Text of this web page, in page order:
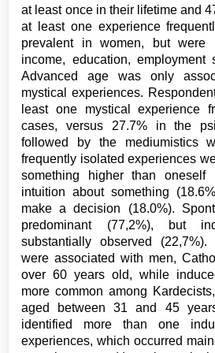
at least once in their lifetime and
at least one experience
prevalent in women, but were
income, education, employment
Advanced age was only
mystical experiences.
least one mystical experience
cases, versus 27.7% in the
followed by the mediumistics
frequently isolated experiences
something higher than oneself
intuition about something
make a decision (18.0%).
predominant (77,2%), but
substantially observed (22,7%).
were associated with men,
over 60 years old, while
more common among
aged between 31 and 45
identified more than one
experiences, which occurred